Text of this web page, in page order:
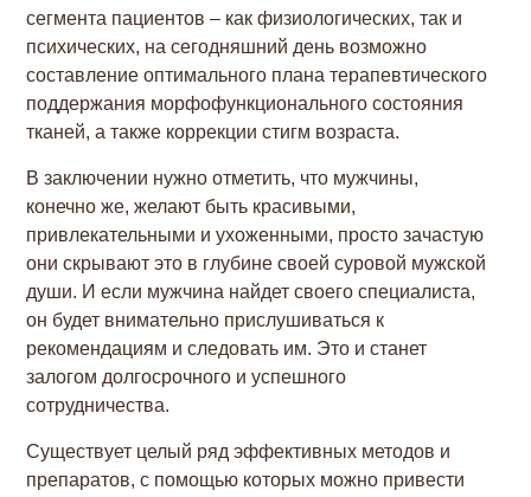
сегмента пациентов – как физиологических, так и
психических, на сегодняшний день возможно
составление оптимального плана терапевтического
поддержания морфофункционального состояния
тканей, а также коррекции стигм возраста.
В заключении нужно отметить, что мужчины,
конечно же, желают быть красивыми,
привлекательными и ухоженными, просто зачастую
они скрывают это в глубине своей суровой мужской
души. И если мужчина найдет своего специалиста,
он будет внимательно прислушиваться к
рекомендациям и следовать им. Это и станет
залогом долгосрочного и успешного
сотрудничества.
Существует целый ряд эффективных методов и
препаратов, с помощью которых можно привести